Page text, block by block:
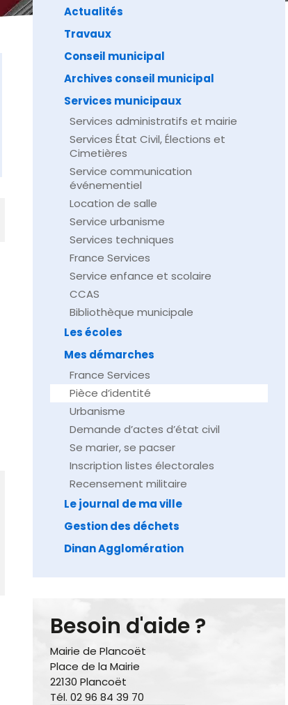
Actualités
Travaux
Conseil municipal
Archives conseil municipal
Services municipaux
Services administratifs et mairie
Services État Civil, Élections et
Cimetières
Service communication
événementiel
Location de salle
Service urbanisme
Services techniques
France Services
Service enfance et scolaire
CCAS
Bibliothèque municipale
Les écoles
Mes démarches
France Services
Pièce d’identité
Urbanisme
Demande d’actes d’état civil
Se marier, se pacser
Inscription listes électorales
Recensement militaire
Le journal de ma ville
Gestion des déchets
Dinan Agglomération
Besoin d'aide ?
Mairie de Plancoët
Place de la Mairie
22130 Plancoët
Tél. 02 96 84 39 70